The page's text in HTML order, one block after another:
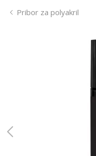
Pribor za polyakril